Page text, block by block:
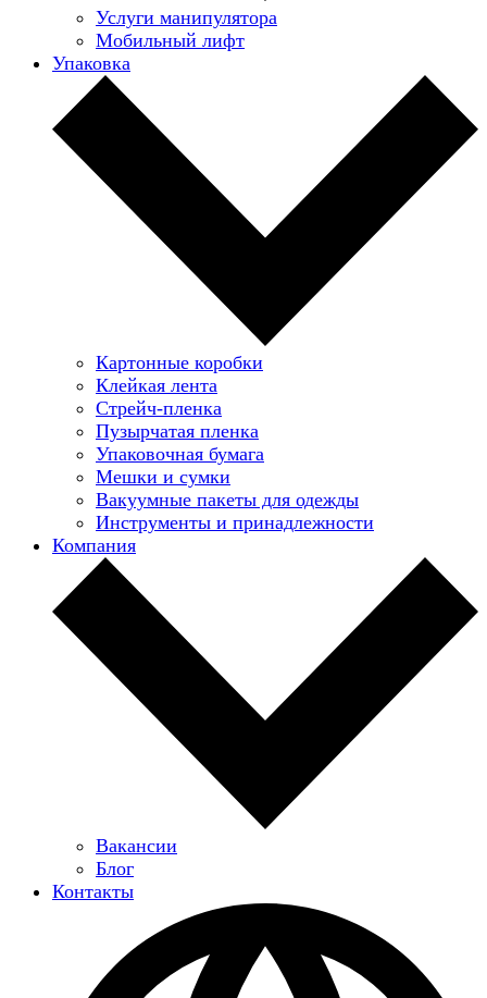
Услуги манипулятора
Мобильный лифт
Упаковка
Картонные коробки
Клейкая лента
Стрейч-пленка
Пузырчатая пленка
Упаковочная бумага
Мешки и сумки
Вакуумные пакеты для одежды
Инструменты и принадлежности
Компания
Вакансии
Блог
Контакты